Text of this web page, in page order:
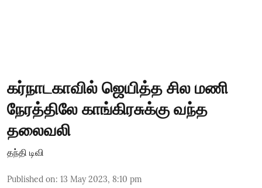
கர்நாடகாவில் ஜெயித்த சில மணி
நேரத்திலே காங்கிரசுக்கு வந்த
தலைவலி
தந்தி டிவி
Published on: 13 May 2023, 8:10 pm